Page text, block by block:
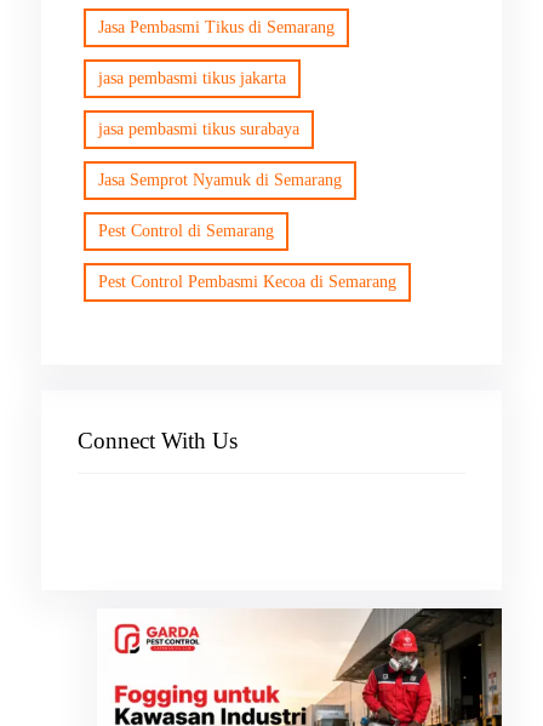
Jasa Pembasmi Tikus di Semarang
jasa pembasmi tikus jakarta
jasa pembasmi tikus surabaya
Jasa Semprot Nyamuk di Semarang
Pest Control di Semarang
Pest Control Pembasmi Kecoa di Semarang
Connect With Us